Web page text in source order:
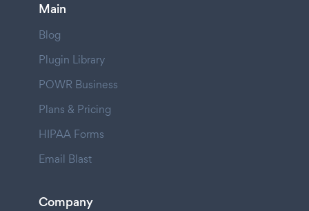
Main
Blog
Plugin Library
POWR Business
Plans & Pricing
HIPAA Forms
Email Blast
Company